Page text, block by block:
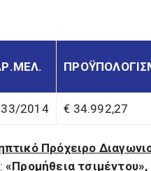
2014 € 34.992,27
Πρόχειρο
«Προμήθεια τσιμέντου»,